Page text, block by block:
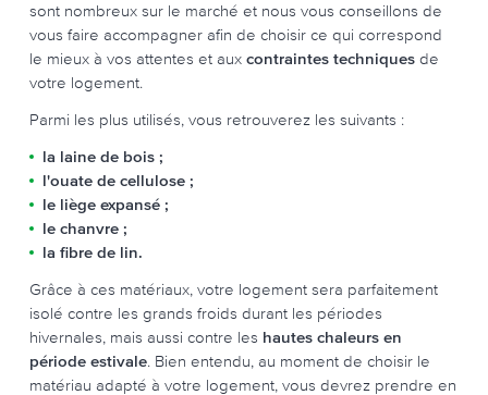
sont nombreux sur le marché et nous vous conseillons de
vous faire accompagner afin de choisir ce qui correspond
le mieux à vos attentes et aux contraintes techniques de
votre logement.
Parmi les plus utilisés, vous retrouverez les suivants :
la laine de bois ;
l'ouate de cellulose ;
le liège expansé ;
le chanvre ;
la fibre de lin.
Grâce à ces matériaux, votre logement sera parfaitement
isolé contre les grands froids durant les périodes
hivernales, mais aussi contre les hautes chaleurs en
période estivale. Bien entendu, au moment de choisir le
matériau adapté à votre logement, vous devrez prendre en